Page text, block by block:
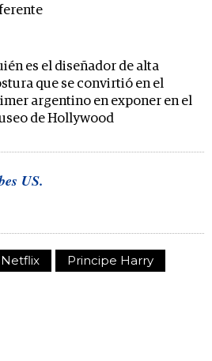
es el diseñador de alta
que se convirtió en el
argentino en exponer en el
de Hollywood
US.
Netflix Principe Harry